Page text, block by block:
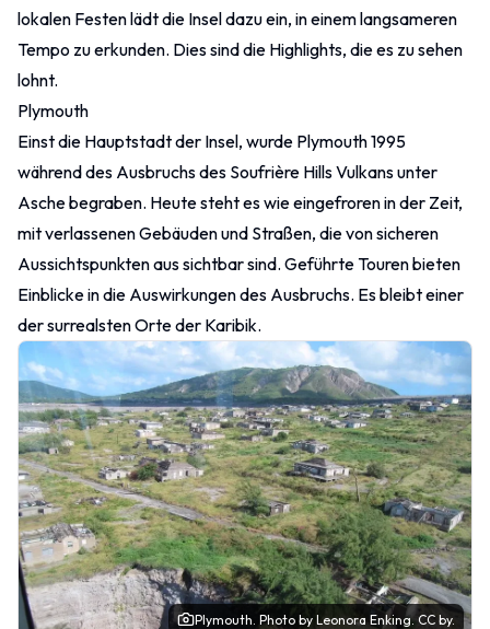
lokalen Festen lädt die Insel dazu ein, in einem langsameren
Tempo zu erkunden. Dies sind die Highlights, die es zu sehen
lohnt.
Plymouth
Einst die Hauptstadt der Insel, wurde Plymouth 1995
während des Ausbruchs des Soufrière Hills Vulkans unter
Asche begraben. Heute steht es wie eingefroren in der Zeit,
mit verlassenen Gebäuden und Straßen, die von sicheren
Aussichtspunkten aus sichtbar sind. Geführte Touren bieten
Einblicke in die Auswirkungen des Ausbruchs. Es bleibt einer
der surrealsten Orte der Karibik.
Plymouth. Photo by Leonora Enking.CC by.